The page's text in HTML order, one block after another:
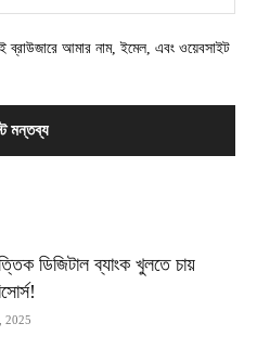
আমার নাম, ইমেল, এবং ওয়েবসাইট
ডিজিটাল ব্যাংক খুলতে চায়
2025